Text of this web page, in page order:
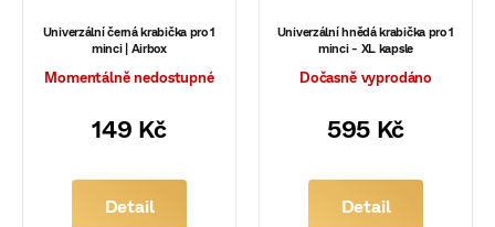
Univerzální černá krabička pro 1
minci | Airbox
Momentálně nedostupné
149 Kč
Detail
Univerzální hnědá krabička pro 1
minci - XL kapsle
Dočasně vyprodáno
595 Kč
Detail